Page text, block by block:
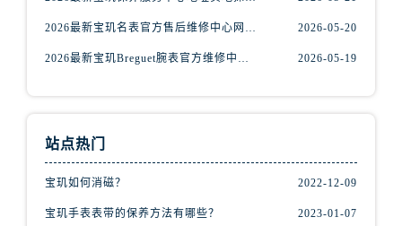
江苏省常州市新北区龙锦路1590号现代传媒中心5号楼10层1008室宝玑售后服务中心（需提前预约）
江苏省泰州市海陵区永定东路399号置地商务中心东塔（华润万象城）17层1706室宝玑售后服务中心（需提前预约）
2026最新宝玑名表官方售后维修中心网点地址实地探访报告 2026-05-20
2026最新宝玑Breguet腕表官方维修中心地址实地探访报告 2026-05-19
站点热门
宝玑如何消磁？ 2022-12-09
宝玑手表表带的保养方法有哪些？ 2023-01-07